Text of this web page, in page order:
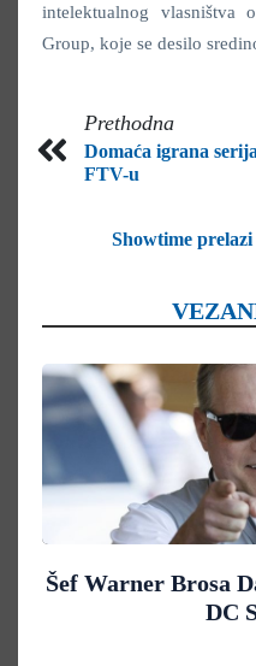
intelektualnog vlasništva
Group, koje se desilo
Prethodna
Domaća igrana
FTV-u
Showtime
Šef Warner Brosa
DC